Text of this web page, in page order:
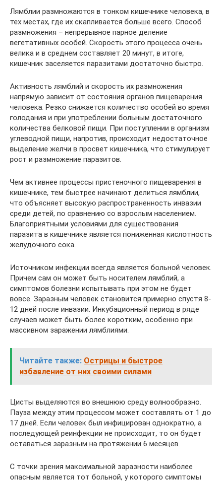
Лямблии размножаются в тонком кишечнике человека, в
тех местах, где их скапливается больше всего. Способ
размножения – непрерывное парное деление
вегетативных особей. Скорость этого процесса очень
велика и в среднем составляет 20 минут, в итоге,
кишечник заселяется паразитами достаточно быстро.
Активность лямблий и скорость их размножения
напрямую зависит от состояния органов пищеварения
человека. Резко снижается количество особей во время
голодания и при употреблении больным достаточного
количества белковой пищи. При поступлении в организм
углеводной пищи, напротив, происходит недостаточное
выделение желчи в просвет кишечника, что стимулирует
рост и размножение паразитов.
Чем активнее процессы пристеночного пищеварения в
кишечнике, тем быстрее начинают делиться лямблии,
что объясняет высокую распространенность инвазии
среди детей, по сравнению со взрослым населением.
Благоприятными условиями для существования
паразита в кишечнике является пониженная кислотность
желудочного сока.
Источником инфекции всегда является больной человек.
Причем сам он может быть носителем лямблий, а
симптомов болезни испытывать при этом не будет
вовсе. Заразным человек становится примерно спустя 8-
12 дней после инвазии. Инкубационный период в ряде
случаев может быть более коротким, особенно при
массивном заражении лямблиями.
Читайте также: Острицы и быстрое
избавление от них своими силами
Цисты выделяются во внешнюю среду волнообразно.
Пауза между этим процессом может составлять от 1 до
17 дней. Если человек был инфицирован однократно, а
последующей реинфекции не происходит, то он будет
оставаться заразным на протяжении 6 месяцев.
С точки зрения максимальной заразности наиболее
опасным является тот больной, у которого симптомы